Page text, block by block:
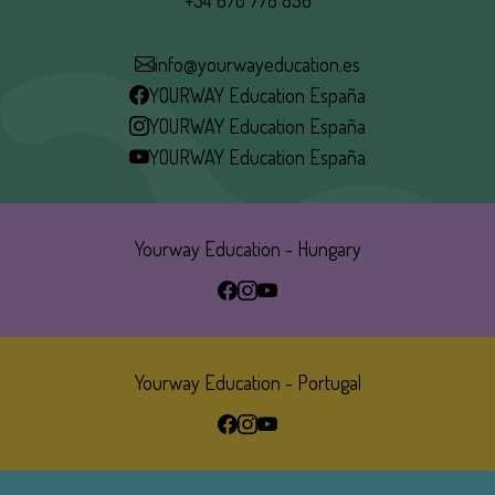
info@yourwayeducation.es
YOURWAY Education España
YOURWAY Education España
YOURWAY Education España
Yourway Education - Hungary
Yourway Education - Portugal